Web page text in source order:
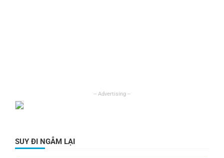
SUY ĐI NGẪM LẠI